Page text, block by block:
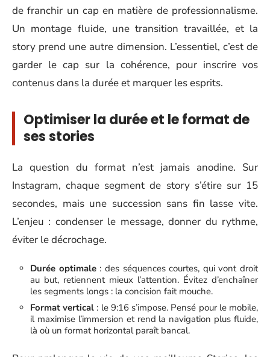
de franchir un cap en matière de professionnalisme.
Un montage fluide, une transition travaillée, et la
story prend une autre dimension. L’essentiel, c’est de
garder le cap sur la cohérence, pour inscrire vos
contenus dans la durée et marquer les esprits.
Optimiser la durée et le format de
ses stories
La question du format n’est jamais anodine. Sur
Instagram, chaque segment de story s’étire sur 15
secondes, mais une succession sans fin lasse vite.
L’enjeu : condenser le message, donner du rythme,
éviter le décrochage.
Durée optimale: des séquences courtes, qui vont droit
au but, retiennent mieux l’attention. Évitez d’enchaîner
les segments longs : la concision fait mouche.
Format vertical : le 9:16 s’impose. Pensé pour le mobile,
il maximise l’immersion et rend la navigation plus fluide,
là où un format horizontal paraît bancal.